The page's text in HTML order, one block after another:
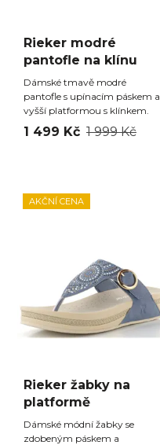
Rieker modré
pantofle na klínu
Dámské tmavě modré
pantofle s upínacím páskem a
vyšší platformou s klínkem.
1 499 Kč 1 999 Kč
AKČNÍ CENA
Rieker žabky na
platformě
Dámské módní žabky se
zdobeným páskem a